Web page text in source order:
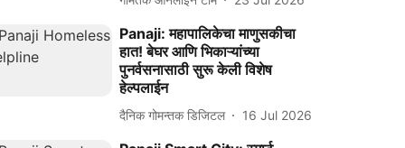
Panaji: महापालिकेचा माणुसकीचा
हात! बेघर आणि भिकाऱ्यांच्या
पुनर्वसनासाठी सुरू केली विशेष
हेल्पलाईन
दैनिक गोमन्तक डिजिटल 16 Jul 2026